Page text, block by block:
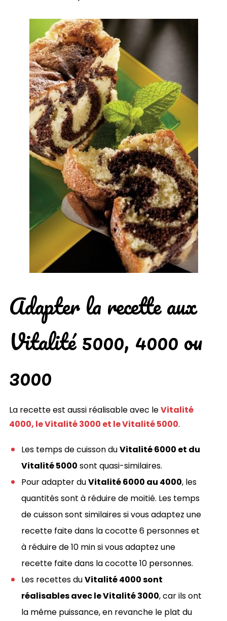
Adapter la recette aux
Vitalité 5000, 4000 ou
3000
La recette est aussi réalisable avec leVitalité
4000, le Vitalité 3000 et le Vitalité 5000.
Les temps de cuisson duVitalité 6000 et du
Vitalité 5000 sont quasi-similaires.
Pour adapter duVitalité 6000 au 4000, les
quantités sont à réduire de moitié. Les temps
de cuisson sont similaires si vous adaptez une
recette faite dans la cocotte 6 personnes et
à réduire de 10 min si vous adaptez une
recette faite dans la cocotte 10 personnes.
Les recettes duVitalité 4000 sont
réalisables avec le Vitalité 3000, car ils ont
la même puissance, en revanche le plat du